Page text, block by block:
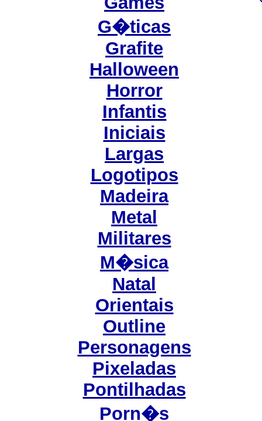
G�ticas
Grafite
Halloween
Horror
Infantis
Iniciais
Largas
Logotipos
Madeira
Metal
Militares
M�sica
Natal
Orientais
Outline
Personagens
Pixeladas
Pontilhadas
Porn�s